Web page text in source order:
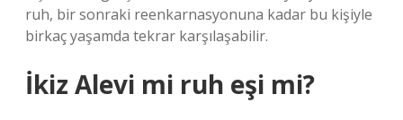
ruh, bir sonraki reenkarnasyonuna kadar bu kişiyle
birkaç yaşamda tekrar karşılaşabilir.
İkiz Alevi mi ruh eşi mi?